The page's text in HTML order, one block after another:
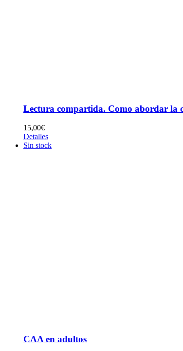
Lectura compartida. Como abordar la
15,00€
Detalles
Sin stock
CAA en adultos